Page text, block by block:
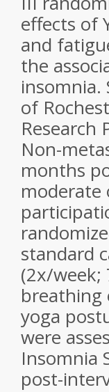
effects of
and
the
insomnia.
of
Research
Non-
months
moderate
standard
(2x/week;
breathing
yoga
were
Insomnia
post-